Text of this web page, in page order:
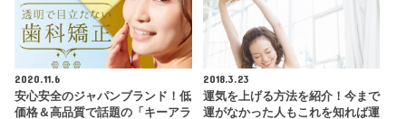
2020.11.6
安心安全のジャパンブランド！低
価格＆高品質で話題の「キーアラ
2018.3.23
運気を上げる方法を紹介！今まで
運がなかった人もこれを知れば運